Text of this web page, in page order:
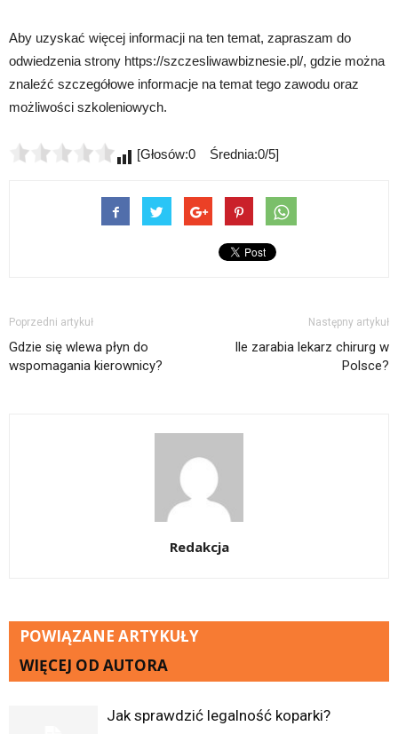
Aby uzyskać więcej informacji na ten temat, zapraszam do
odwiedzenia strony https://szczesliwawbiznesie.pl/, gdzie można
znaleźć szczegółowe informacje na temat tego zawodu oraz
możliwości szkoleniowych.
[Głosów:0 Średnia:0/5]
Poprzedni artykuł
Gdzie się wlewa płyn do
wspomagania kierownicy?
Następny artykuł
Ile zarabia lekarz chirurg w
Polsce?
Redakcja
POWIĄZANE ARTYKUŁY
WIĘCEJ OD AUTORA
Jak sprawdzić legalność koparki?